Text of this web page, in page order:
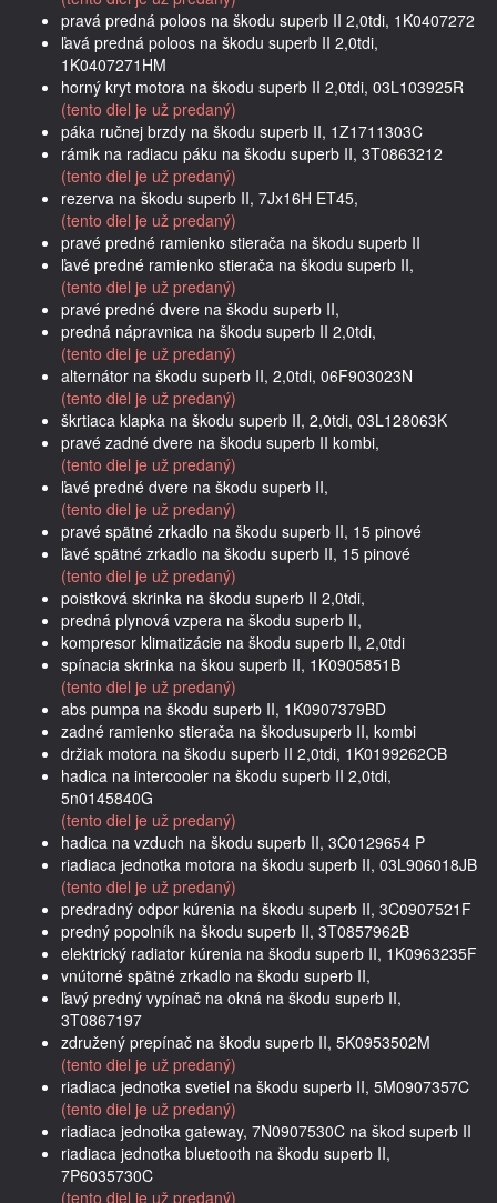
pravá predná poloos na škodu superb II 2,0tdi, 1K0407272
ľavá predná poloos na škodu superb II 2,0tdi,
1K0407271HM
horný kryt motora na škodu superb II 2,0tdi, 03L103925R
(tento diel je už predaný)
páka ručnej brzdy na škodu superb II, 1Z1711303C
rámik na radiacu páku na škodu superb II, 3T0863212
(tento diel je už predaný)
rezerva na škodu superb II, 7Jx16H ET45,
(tento diel je už predaný)
pravé predné ramienko stierača na škodu superb II
ľavé predné ramienko stierača na škodu superb II,
(tento diel je už predaný)
pravé predné dvere na škodu superb II,
predná nápravnica na škodu superb II 2,0tdi,
(tento diel je už predaný)
alternátor na škodu superb II, 2,0tdi, 06F903023N
(tento diel je už predaný)
škrtiaca klapka na škodu superb II, 2,0tdi, 03L128063K
pravé zadné dvere na škodu superb II kombi,
(tento diel je už predaný)
ľavé predné dvere na škodu superb II,
(tento diel je už predaný)
pravé spätné zrkadlo na škodu superb II, 15 pinové
ľavé spätné zrkadlo na škodu superb II, 15 pinové
(tento diel je už predaný)
poistková skrinka na škodu superb II 2,0tdi,
predná plynová vzpera na škodu superb II,
kompresor klimatizácie na škodu superb II, 2,0tdi
spínacia skrinka na škou superb II, 1K0905851B
(tento diel je už predaný)
abs pumpa na škodu superb II, 1K0907379BD
zadné ramienko stierača na škodusuperb II, kombi
držiak motora na škodu superb II 2,0tdi, 1K0199262CB
hadica na intercooler na škodu superb II 2,0tdi,
5n0145840G
(tento diel je už predaný)
hadica na vzduch na škodu superb II, 3C0129654 P
riadiaca jednotka motora na škodu superb II, 03L906018JB
(tento diel je už predaný)
predradný odpor kúrenia na škodu superb II, 3C0907521F
predný popolník na škodu superb II, 3T0857962B
elektrický radiator kúrenia na škodu superb II, 1K0963235F
vnútorné spätné zrkadlo na škodu superb II,
ľavý predný vypínač na okná na škodu superb II,
3T0867197
združený prepínač na škodu superb II, 5K0953502M
(tento diel je už predaný)
riadiaca jednotka svetiel na škodu superb II, 5M0907357C
(tento diel je už predaný)
riadiaca jednotka gateway, 7N0907530C na škod superb II
riadiaca jednotka bluetooth na škodu superb II,
7P6035730C
(tento diel je už predaný)